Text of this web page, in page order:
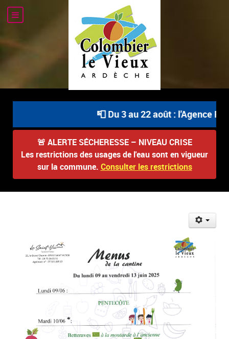
📮 Du 3 au 22 août : l'Agence
🚨 ALERTE SÉCHERESSE – NIVEAU CRISE
Les restrictions des usages de l'eau sont en vigueur
sur la commune. Consulter les restrictions